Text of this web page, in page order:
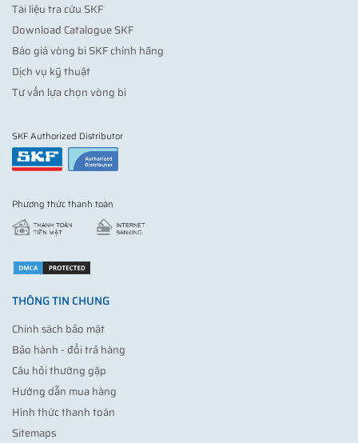
Tài liệu tra cứu SKF
Download Catalogue SKF
Báo giá vòng bi SKF chính hãng
Dịch vụ kỹ thuật
Tư vấn lựa chọn vòng bi
SKF Authorized Distributor
Phương thức thanh toán
THÔNG TIN CHUNG
Chính sách bảo mật
Bảo hành - đổi trả hàng
Câu hỏi thường gặp
Hướng dẫn mua hàng
Hình thức thanh toán
Sitemaps